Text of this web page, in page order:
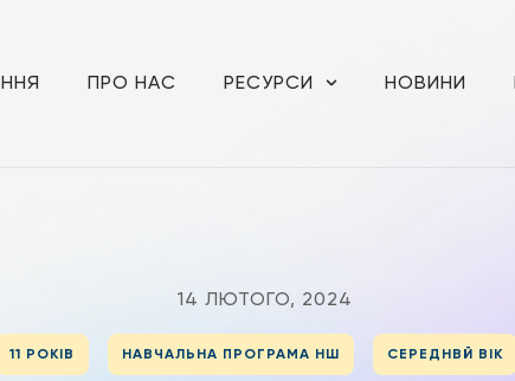
ПРО НАС РЕСУРСИ НОВИНИ
14 ЛЮТОГО, 2024
11 РОКІВ НАВЧАЛЬНА ПРОГРАМА НШ СЕРЕДНВЙ ВІК